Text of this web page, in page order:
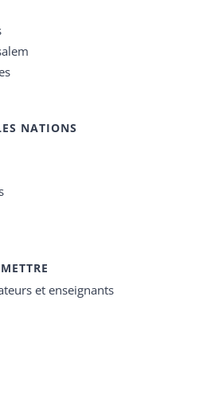
NATIONS
et enseignants